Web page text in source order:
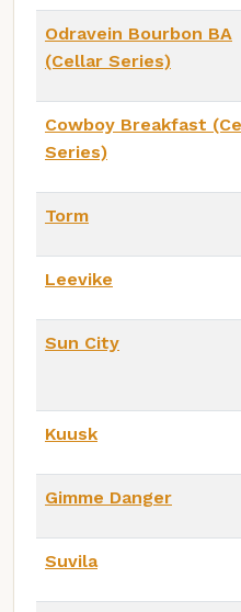
Odravein Bourbon BA
(Cellar Series)
Cowboy Breakfast
Series)
Torm
Leevike
Sun City
Kuusk
Gimme Danger
Suvila